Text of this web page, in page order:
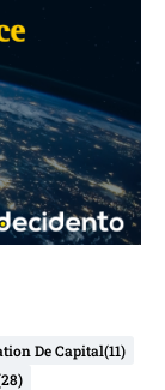
De Capital(11)